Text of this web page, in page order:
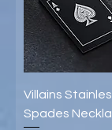
Villains
Spades